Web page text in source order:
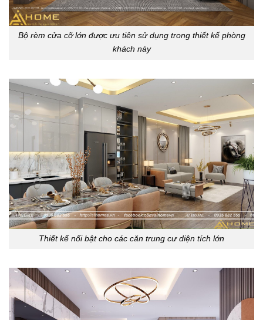
Bộ rèm cửa cỡ lớn được ưu tiên sử dụng trong thiết kế phòng
khách này
Thiết kế nổi bật cho các căn trung cư diện tích lớn